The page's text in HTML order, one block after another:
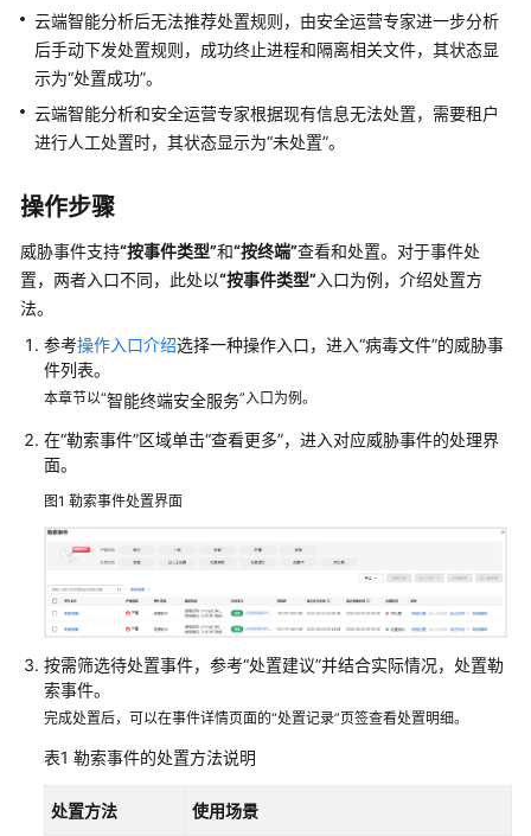
乾
安
全
云
服
边
界
防
响
应
威
息
漏
洞
扫
云
日
志
计
云端智能分析后无法推荐处置规则，由安全运营专家进一步分析
后手动下发处置规则，成功终止进程和隔离相关文件，其状态显
示为“处置成功”。
云端智能分析和安全运营专家根据现有信息无法处置，需要租户
进行人工处置时，其状态显示为“未处置”。
操作步骤
威胁事件支持“按事件类型”和“按终端”查看和处置。对于事件处
置，两者入口不同，此处以“按事件类型”入口为例，介绍处置方
法。
参考操作入口介绍选择一种操作入口，进入“病毒文件”的威胁事
件列表。
本章节以“智能终端安全服务”入口为例。
在“勒索事件”区域单击“查看更多”，进入对应威胁事件的处理界
面。
图1 勒索事件处置界面
按需筛选待处置事件，参考“处置建议”并结合实际情况，处置勒
索事件。
完成处置后，可以在事件详情页面的“处置记录”页签查看处置明细。
表1 勒索事件的处置方法说明
处置方法 使用场景